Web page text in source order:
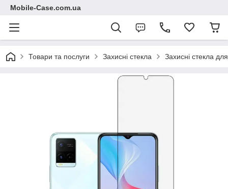
Mobile-Case.com.ua
Товари та послуги Захисні стекла Захисні стекла